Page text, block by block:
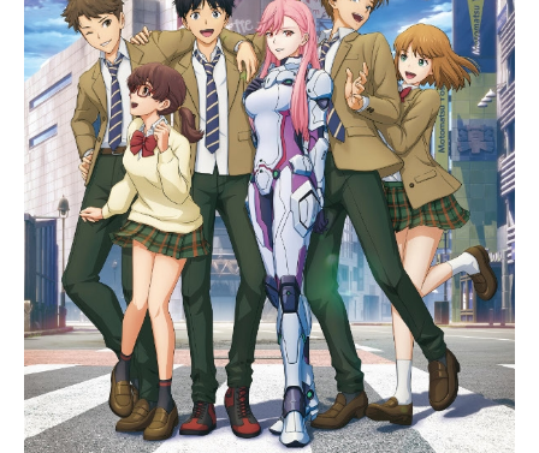
キャストルルーシュ：福山潤スザ
ク：櫻井孝宏C.C.（シーツー）：ゆ
かなカレン：小清水亜美ナナリー：
名塚佳織シャーリー：折笠富美子ミ
レイ：大原さやかリヴァル：杉山紀
彰ニーナ：千葉紗子ロイド：白鳥哲
セシル：井上喜久子ジェレミア：成
田剣ヴィレッタ：渡辺明乃ディート
ハルト：中田譲治玉城：田中一成咲
世子：新井里美藤堂：高田祐司扇：
真殿光昭クロヴィス：飛田展男皇
帝：若本規夫コーネリア：皆川純子
ユーフェミア：南央美スタッフ企
画：内田健二 竹田靑滋 川城和実
ストーリー原案：大河内一楼 谷口
悟朗キャラクターデザイン原案：CL
AMPキャラク...